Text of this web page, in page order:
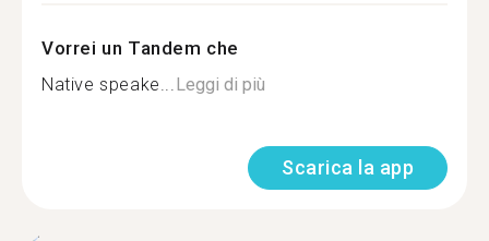
Vorrei un Tandem che
Native speake...Leggi di più
Scarica la app